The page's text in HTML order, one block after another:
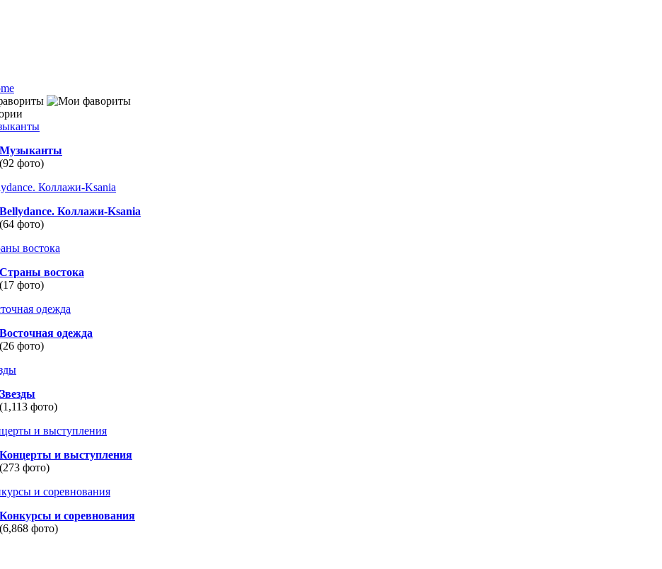
Музыканты
(92 фото)
Bellydance. Коллажи-Ksania
(64 фото)
Страны востока
(17 фото)
Восточная одежда
(26 фото)
Звезды
(1,113 фото)
Концерты и выступления
(273 фото)
Конкурсы и соревнования
(6,868 фото)